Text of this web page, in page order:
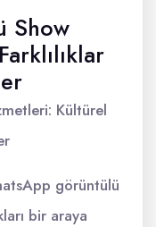
Show
Kültürel
görüntülü
bir araya